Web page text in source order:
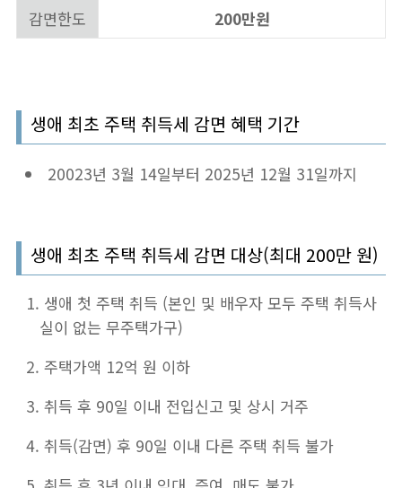
감면한도 200만원
생애 최초 주택 취득세 감면 혜택 기간
20023년 3월 14일부터 2025년 12월 31일까지
생애 최초 주택 취득세 감면 대상(최대 200만 원)
생애 첫 주택 취득 (본인 및 배우자 모두 주택 취득사
실이 없는 무주택가구)
주택가액 12억 원 이하
취득 후 90일 이내 전입신고 및 상시 거주
취득(감면) 후 90일 이내 다른 주택 취득 불가